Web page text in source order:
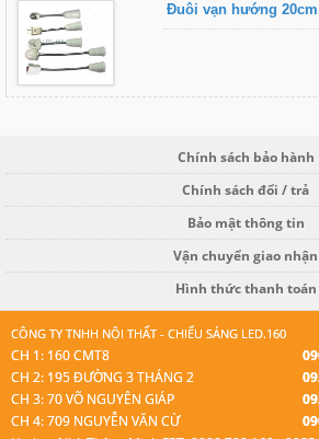
Đuôi vạn hướng
Chính sách bảo hành
Chính sách đổi / trả
Bảo mật thông tin
Vận chuyển giao nhận
Hình thức thanh toán
CÔNG TY TNHH NỘI THẤT - CHIẾU SÁNG LED.160
CH 1: 160 CMT8
CH 2: 195 ĐƯỜNG 3 THÁNG 2
CH 3: 70 VÕ NGUYÊN GIÁP
CH 4: 709 NGUYỄN VĂN CỪ